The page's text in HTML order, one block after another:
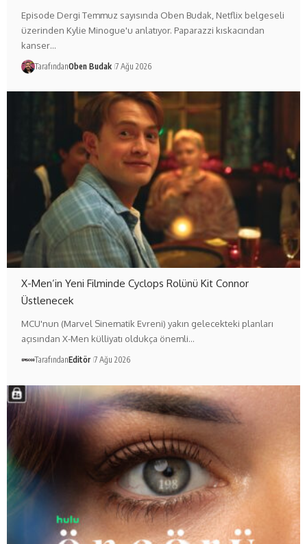
Episode Dergi Temmuz sayısında Oben Budak, Netflix belgeseli
üzerinden Kylie Minogue'u anlatıyor. Paparazzi kıskacından
kanser…
TarafındanOben Budak 7 Ağu 2026
X-Men’in Yeni Filminde Cyclops Rolünü Kit Connor
Üstlenecek
MCU'nun (Marvel Sinematik Evreni) yakın gelecekteki planları
açısından X-Men külliyatı oldukça önemli…
TarafındanEditör 7 Ağu 2026